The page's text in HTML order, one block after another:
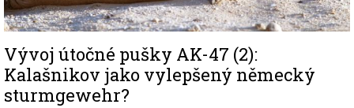
Vývoj útočné pušky AK-47 (2):
Kalašnikov jako vylepšený německý
sturmgewehr?